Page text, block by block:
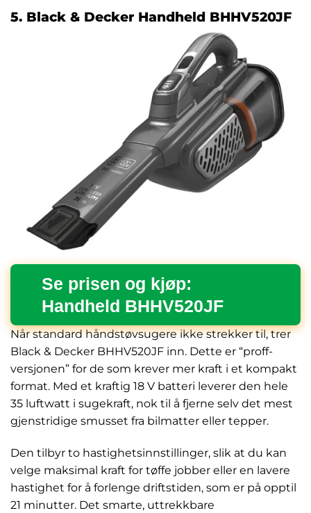
5. Black & Decker Handheld BHHV520JF
Se prisen og kjøp:
Handheld BHHV520JF
Når standard håndstøvsugere ikke strekker til, trer
Black & Decker BHHV520JF inn. Dette er “proff-
versjonen” for de som krever mer kraft i et kompakt
format. Med et kraftig 18 V batteri leverer den hele
35 luftwatt i sugekraft, nok til å fjerne selv det mest
gjenstridige smusset fra bilmatter eller tepper.
Den tilbyr to hastighetsinnstillinger, slik at du kan
velge maksimal kraft for tøffe jobber eller en lavere
hastighet for å forlenge driftstiden, som er på opptil
21 minutter. Det smarte, uttrekkbare